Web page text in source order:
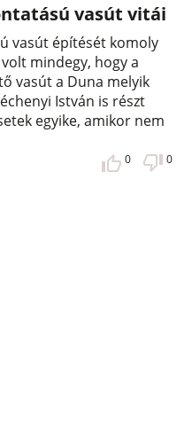
vasút vitái
vasút építését komoly
mindegy, hogy a
vasút a Duna melyik
István is részt
egyike, amikor nem
0 0